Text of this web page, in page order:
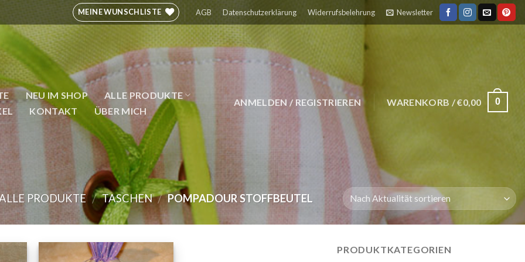
MEINE WUNSCHLISTE AGB Datenschutzerklärung Widerrufsbelehrung Newsletter
NEU IM SHOP
ALLE PRODUKTE
KONTAKT ÜBER MICH
ANMELDEN / REGISTRIEREN WARENKORB /€0,00 0
PRODUKTE / TASCHEN / POMPADOUR STOFFBEUTEL
PRODUKTKATEGORIEN